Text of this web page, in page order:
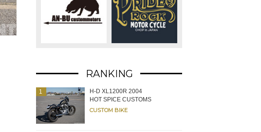
RANKING
H-D XL1200R 2004
HOT SPICE CUSTOMS
CUSTOM BIKE